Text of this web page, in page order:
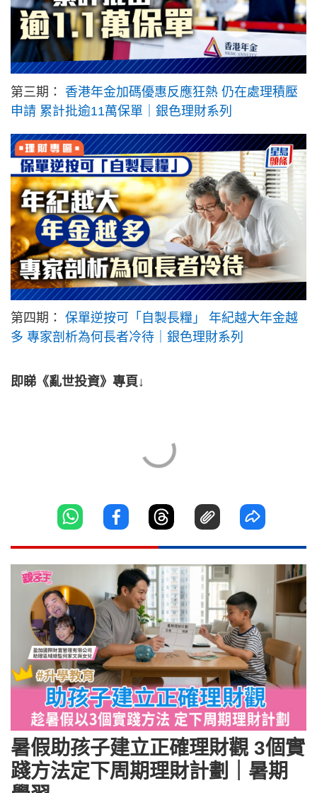
第三期： 香港年金加碼優惠反應狂熱 仍在處理積壓
申請 累計批逾11萬保單｜銀色理財系列
第四期： 保單逆按可「自製長糧」 年紀越大年金越
多 專家剖析為何長者冷待｜銀色理財系列
即睇《亂世投資》專頁↓
暑假助孩子建立正確理財觀 3個實
踐方法定下周期理財計劃｜暑期